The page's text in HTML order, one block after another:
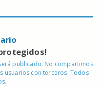
publicado. No compartimos
usuarios con terceros. Todos